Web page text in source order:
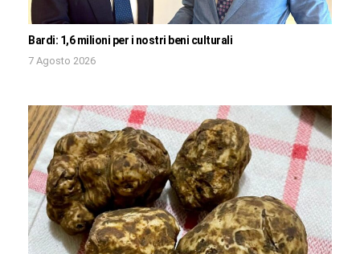
Bardi: 1,6 milioni per i nostri beni culturali
7 Agosto 2026